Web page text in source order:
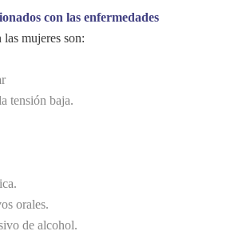
con las enfermedades
las mujeres son:
tensión baja.
orales.
de alcohol.